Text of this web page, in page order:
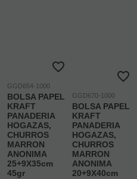
GGD654-1000
BOLSA PAPEL
KRAFT
PANADERIA
HOGAZAS,
CHURROS
MARRON
ANONIMA
25+9X35cm
45gr
GGD670-1000
BOLSA PAPEL
KRAFT
PANADERIA
HOGAZAS,
CHURROS
MARRON
ANONIMA
20+9X40cm